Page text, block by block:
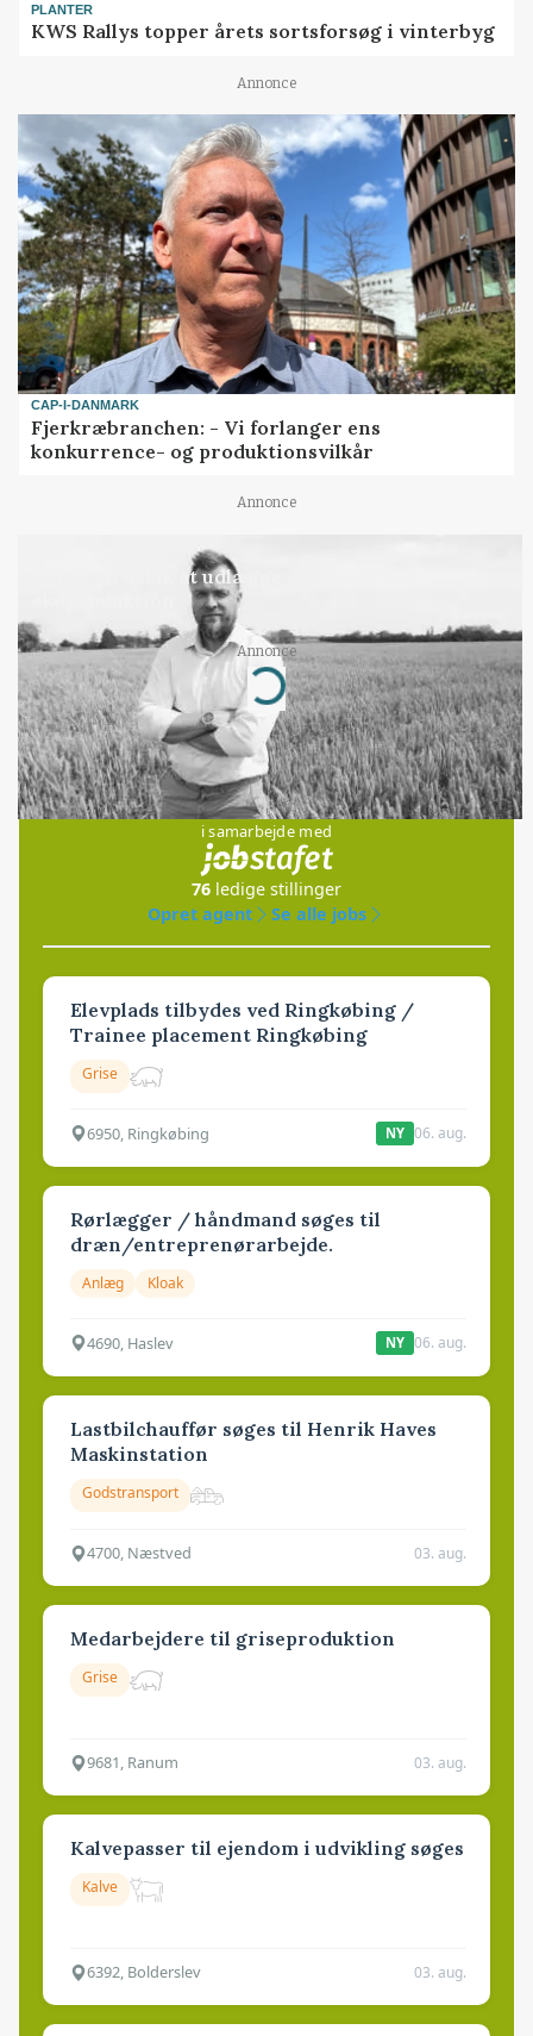
PLANTER
KWS Rallys topper årets sortsforsøg i vinterbyg
Annonce
CAP-I-DANMARK
Fjerkræbranchen: - Vi forlanger ens
konkurrence- og produktionsvilkår
Annonce
Det er en uskik at udlægge et røgslør om
Annonce
Loading...
Jobs
i samarbejde med
76 ledige stillinger
Opret agent
Se alle jobs
Elevplads tilbydes ved Ringkøbing /
Trainee placement Ringkøbing
Grise
6950, Ringkøbing NY 06. aug.
Rørlægger / håndmand søges til
dræn/entreprenørarbejde.
Anlæg Kloak
4690, Haslev NY 06. aug.
Lastbilchauffør søges til Henrik Haves
Maskinstation
Godstransport
4700, Næstved 03. aug.
Medarbejdere til griseproduktion
Grise
9681, Ranum 03. aug.
Kalvepasser til ejendom i udvikling søges
Kalve
6392, Bolderslev 03. aug.